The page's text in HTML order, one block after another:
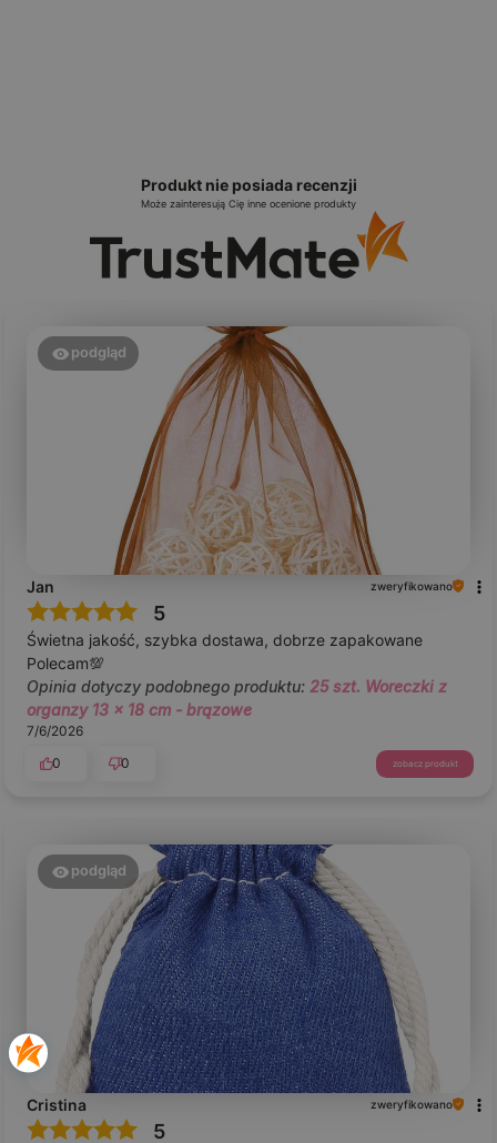
Produkt nie posiada recenzji
Może zainteresują Cię inne ocenione produkty
podgląd
Jan zweryfikowano
5
Świetna jakość, szybka dostawa, dobrze zapakowane
Polecam💯
Opinia dotyczy podobnego produktu: 25 szt. Woreczki z
organzy 13 x 18 cm - brązowe
7/6/2026
0
0 zobacz produkt
podgląd
Cristina zweryfikowano
5